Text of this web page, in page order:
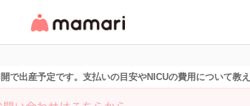
リ・情報サイト
出産予定です。支払いの目安やNICUの費用について教え